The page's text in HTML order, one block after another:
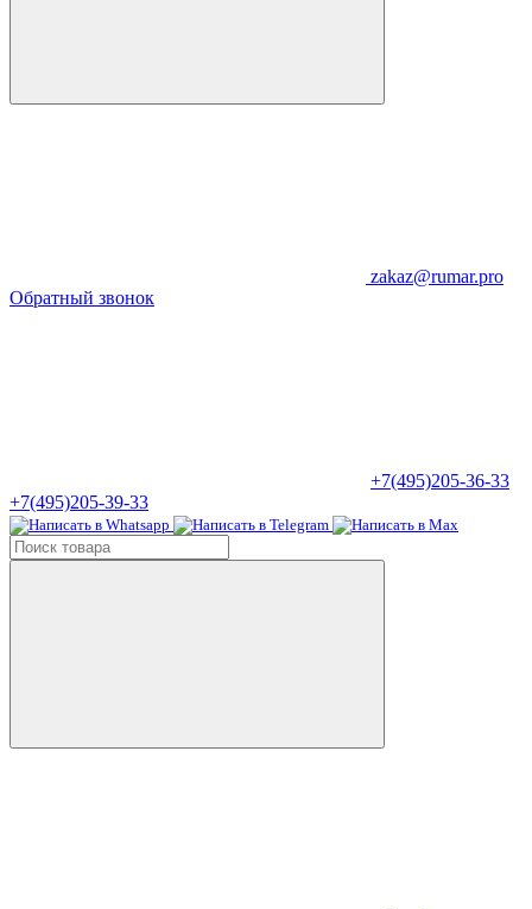
zakaz@rumar.pro
Обратный звонок
+7(495)205-36-33
+7(495)205-39-33